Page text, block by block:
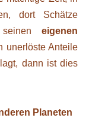
dort Schätze
seinen eigenen
unerlöste Anteile
dann ist dies
Planeten